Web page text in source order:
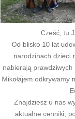
Cześć, tu
Od blisko 10 lat
narodzinach dzieci
nabierają
Mikołajem odkrywamy
Znajdziesz u nas
aktualne cenniki,